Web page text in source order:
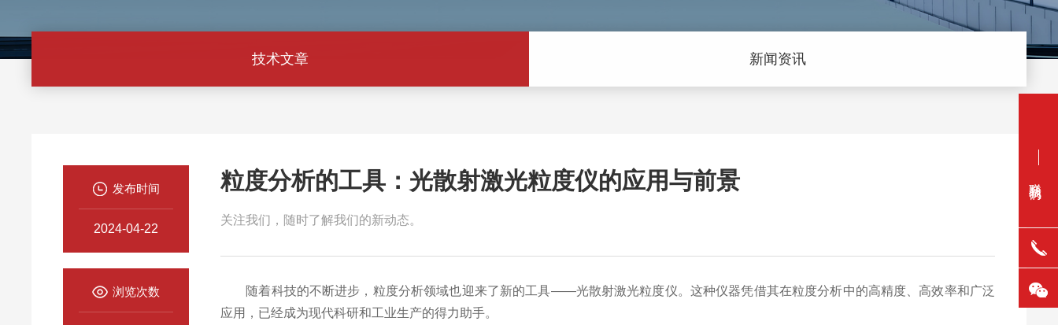
技术文章 新闻资讯
粒度分析的工具：光散射激光粒度仪的应用与前景
关注我们，随时了解我们的新动态。
随着科技的不断进步，粒度分析领域也迎来了新的工具——光散射激光粒度仪。这种仪器凭借其在粒度分析中的高精度、高效率和广泛
应用，已经成为现代科研和工业生产的得力助手。
发布时间
2024-04-22
浏览次数